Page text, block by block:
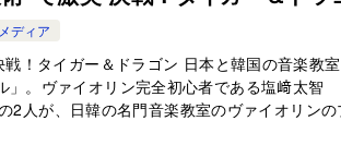
メディア
！タイガー＆ドラゴン 日本と韓国の音楽教室
」。ヴァイオリン完全初心者である塩﨑太智
2人が、日韓の名門音楽教室のヴァイオリンの